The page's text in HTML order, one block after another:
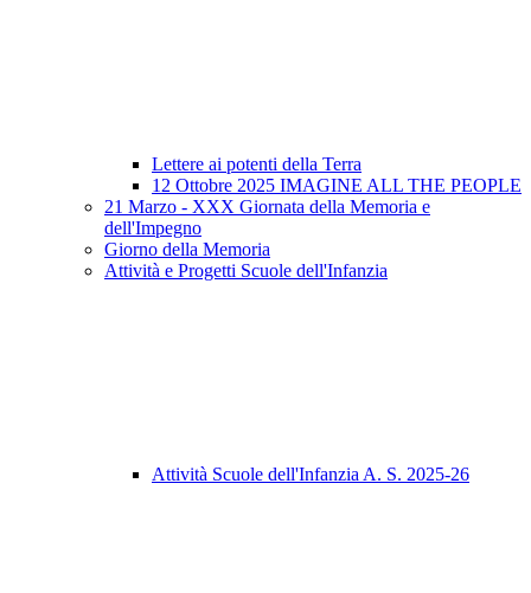
Lettere ai potenti della Terra
12 Ottobre 2025 IMAGINE ALL THE PEOPLE
21 Marzo - XXX Giornata della Memoria e
dell'Impegno
Giorno della Memoria
Attività e Progetti Scuole dell'Infanzia
Attività Scuole dell'Infanzia A. S. 2025-26